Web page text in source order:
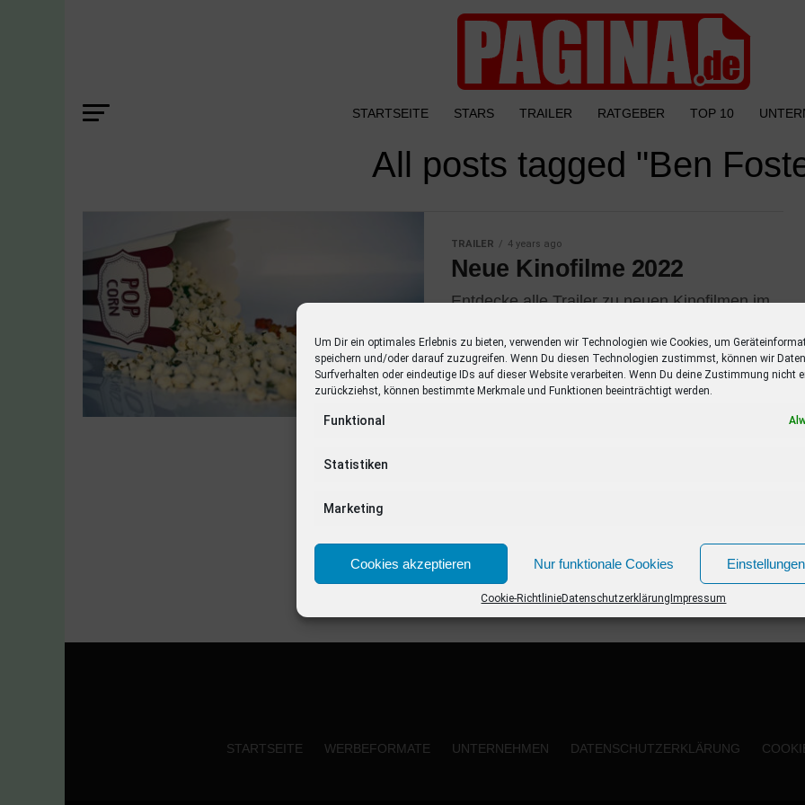
Um Dir ein optimales Erlebnis zu bieten, verwenden wir Technologien wie Cookies, um
speichern und/oder darauf zuzugreifen. Wenn Du diesen Technologien zustimmst, können wir
Surfverhalten oder eindeutige IDs auf dieser Website verarbeiten. Wenn Du deine Zustimmung nicht
zurückziehst, können bestimmte Merkmale und Funktionen beeinträchtigt werden.
Funktional
Statistiken
Marketing
Cookies akzeptieren Nur funktionale Cookies
Cookie-RichtlinieDatenschutzerklärung Impressum
STARTSEITE STARS TRAILER RATGEBER TOP 10
All posts tagged "Ben
TRAILER 4 years ago
Neue Kinofilme 2022
Entdecke alle Trailer zu neuen Kinofilmen im
Schauspieler. Verpasse keinen Kinofilm mehr
mit dieser Liste! Neue Kinofilme im Januar
2022...
STARTSEITE WERBEFORMATE UNTERNEHMEN DATENSCHUTZERKLÄRUNG